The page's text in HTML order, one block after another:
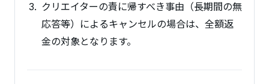
クリエイターの責に帰すべき事由（長期間の無
応答等）によるキャンセルの場合は、全額返
金の対象となります。